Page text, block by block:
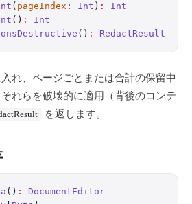
( pageIndex : Int ) :
Int
() :
Int
() : RedactResult
れ、ページごとまたは合計の保留中
れらを破壊的に適用（背後のコンテ
を返します。
() :
DocumentEditor